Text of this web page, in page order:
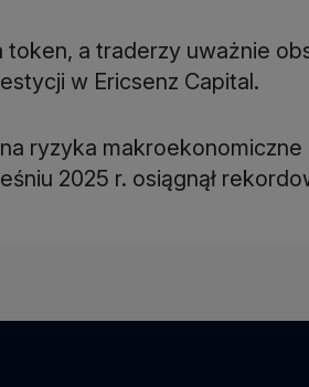
a traderzy uważnie
w Ericsenz Capital.
ryzyka makroekonomiczne
2025 r. osiągnął